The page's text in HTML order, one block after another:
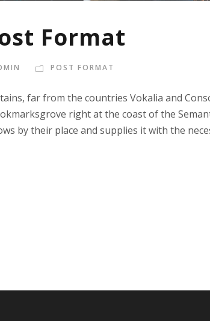
Format
POST FORMAT
far from the countries Vokalia and
right at the coast of the
by their place and supplies it with the